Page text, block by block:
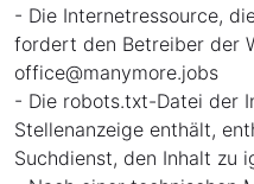
- Die Internetressource,
fordert den Betreiber der
office@manymore.jobs
- Die robots.txt-Datei der
Stellenanzeige enthält,
Suchdienst, den Inhalt zu